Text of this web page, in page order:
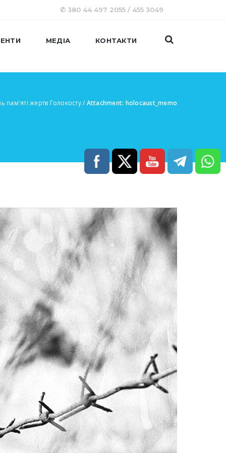
✆ 380 44 497 2055 / 455 3049
МЕДІА КОНТАКТИ
пам'яті жертв Голокосту/ Attachment: holocaust_memo